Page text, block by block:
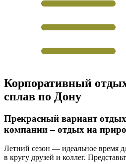
Корпоративный
сплав по Дону
Прекрасный вариант
компании – отдых на
Летний сезон — идеальное время
в кругу друзей и коллег.